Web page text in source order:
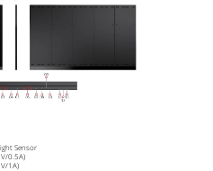
Sensor
0.5A)
1A)